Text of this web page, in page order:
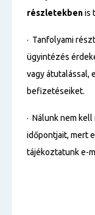
részletekbenis
· Tanfolyami
ügyintézés
vagy
befizetéseiket.
· Nálunk nem
időpontjait, mert
tájékoztatunk e-